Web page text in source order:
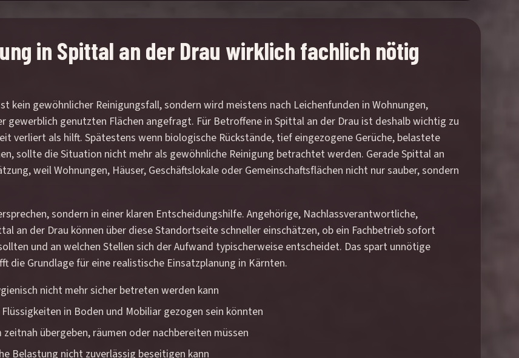
in Spittal an der Drau wirklich fachlich nötig
kein gewöhnlicher Reinigungsfall, sondern wird meistens nach Leichenfunden in Wohnungen,
gewerblich genutzten Flächen angefragt. Für Betroffene in Spittal an der Drau ist deshalb wichtig zu
verliert als hilft. Spätestens wenn biologische Rückstände, tief eingezogene Gerüche, belastete
sollte die Situation nicht mehr als gewöhnliche Reinigung betrachtet werden. Gerade Spittal an
weil Wohnungen, Häuser, Geschäftslokale oder Gemeinschaftsflächen nicht nur sauber, sondern
sondern in einer klaren Entscheidungshilfe. Angehörige, Nachlassverantwortliche,
an der Drau können über diese Standortseite schneller einschätzen, ob ein Fachbetrieb sofort
und an welchen Stellen sich der Aufwand typischerweise entscheidet. Das spart unnötige
die Grundlage für eine realistische Einsatzplanung in Kärnten.
nicht mehr sicher betreten werden kann
in Boden und Mobiliar gezogen sein könnten
übergeben, räumen oder nachbereiten müssen
Belastung nicht zuverlässig beseitigen kann